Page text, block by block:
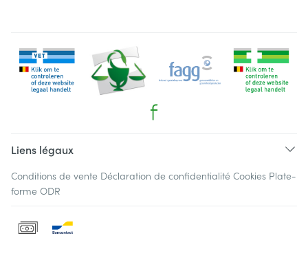
Liens légaux
Conditions de vente Déclaration de confidentialité Cookies Plate-
forme ODR